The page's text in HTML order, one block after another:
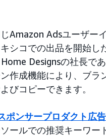
じAmazon Adsユーザ
シコでの出品を開始
Designsの社長で
作成機能により、ブ
びコピーできます。
ポンサープロダクト広告
ールでの推奨キーワ